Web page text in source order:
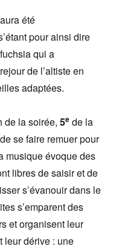
été
pour ainsi dire
qui a
de l’altiste en
adaptées.
la soirée, 5ede la
se faire remuer pour
musique évoque des
libres de saisir et de
s’évanouir dans le
s’emparent des
et organisent leur
leur dérive : une